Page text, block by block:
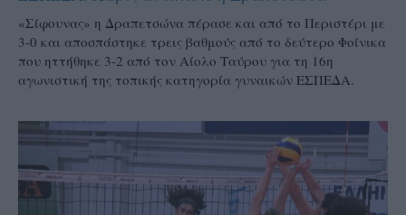
«Σίφουνας» η Δραπετσώνα πέρασε και από το Περιστέρι με
3-0 και αποσπάστηκε τρεις βαθμούς από το δεύτερο Φοίνικα
που ηττήθηκε 3-2 από τον Αίολο Ταύρου για τη 16η
αγωνιστική της τοπικής κατηγορία γυναικών ΕΣΠΕΔΑ.